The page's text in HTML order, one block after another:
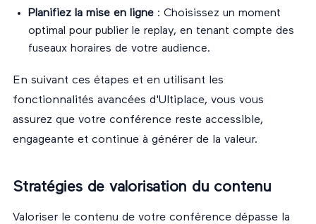
Planifiez la mise en ligne : Choisissez un moment
optimal pour publier le replay, en tenant compte des
fuseaux horaires de votre audience.
En suivant ces étapes et en utilisant les
fonctionnalités avancées d'Ultiplace, vous vous
assurez que votre conférence reste accessible,
engageante et continue à générer de la valeur.
Stratégies de valorisation du contenu
Valoriser le contenu de votre conférence dépasse la